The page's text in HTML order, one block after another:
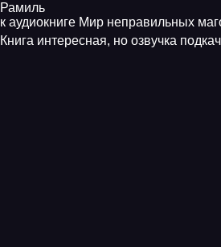
Рамиль
к аудиокниге Мир неправильных
Книга интересная, но озвучка